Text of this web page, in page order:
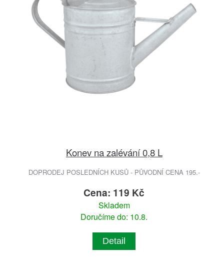
Konev na zalévání 0,8 L
DOPRODEJ POSLEDNÍCH KUSŮ - PŮVODNÍ CENA 195.-
Cena: 119 Kč
Skladem
Doručíme do: 10.8.
Detail